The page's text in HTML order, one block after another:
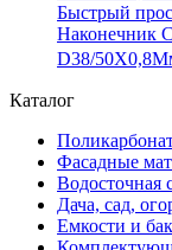
Быстрый
Наконечник
D38/
Каталог
Фасадные
Водосточная
Дача, сад,
Емкости и